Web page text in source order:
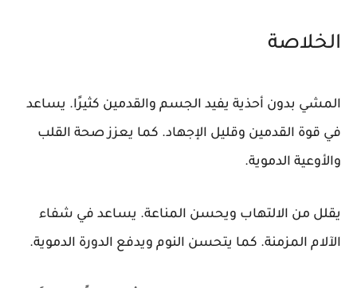
الخلاصة
المشي بدون أحذية يفيد الجسم والقدمين كثيرًا. يساعد
في قوة القدمين وقليل الإجهاد. كما يعزز صحة القلب
والأوعية الدموية.
يقلل من الالتهاب ويحسن المناعة. يساعد في شفاء
الآلام المزمنة. كما يتحسن النوم ويدفع الدورة الدموية.